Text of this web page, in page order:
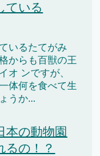
ている
いるたてがみ
からも百獣の王
オ ンですが、
体何を食べて生
うか...
本の動物園
るの！？